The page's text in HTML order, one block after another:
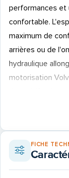
performances et
confortable.
maximum de
arrières ou de
hydraulique
motorisation
réunit beaucoup
navigation. La
rendez - vous.
souhaitez plus
FICHE